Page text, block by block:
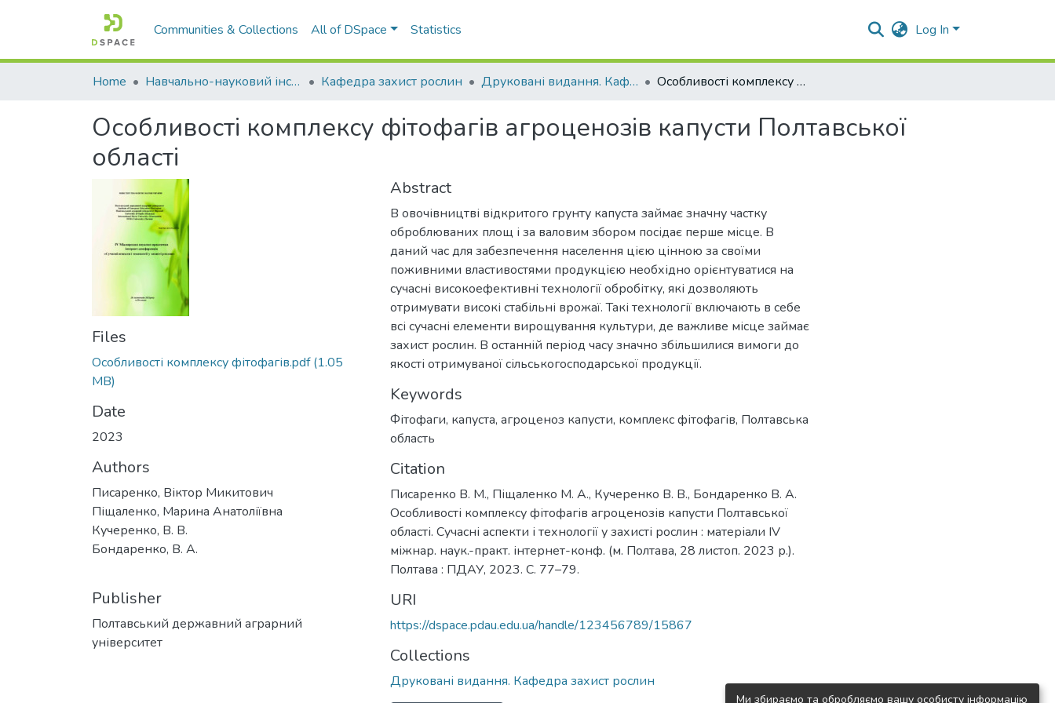
Communities & Collections All of DSpace Statistics Log In
Home Навчально-науковий інститут агротехнологій, селекції та екології Кафедра захист рослин Друковані видання. Кафедра захист рослин Особливості комплексу фітофагів агроценозів капусти Полтавської області
Особливості комплексу фітофагів агроценозів капусти Полтавської
області
Files
Особливості комплексу фітофагів.pdf(1.05
MB)
Date
2023
Authors
Писаренко, Віктор Микитович
Піщаленко, Марина Анатоліївна
Кучеренко, В. В.
Бондаренко, В. А.
Publisher
Полтавський державний аграрний
університет
Abstract
В овочівництві відкритого грунту капуста займає значну частку
оброблюваних площ і за валовим збором посідає перше місце. В
даний час для забезпечення населення цією цінною за своїми
поживними властивостями продукцією необхідно орієнтуватися на
сучасні високоефективні технології обробітку, які дозволяють
отримувати високі стабільні врожаї. Такі технології включають в себе
всі сучасні елементи вирощування культури, де важливе місце займає
захист рослин. В останній період часу значно збільшилися вимоги до
якості отримуваної сільськогосподарської продукції.
Keywords
Фітофаги, капуста, агроценоз капусти, комплекс фітофагів, Полтавська
область
Citation
Писаренко В. М., Піщаленко М. А., Кучеренко В. В., Бондаренко В. А.
Особливості комплексу фітофагів агроценозів капусти Полтавської
області. Сучасні аспекти і технології у захисті рослин : матеріали IV
міжнар. наук.-практ. інтернет-конф. (м. Полтава, 28 листоп. 2023 р.).
Полтава : ПДАУ, 2023. С. 77–79.
URI
https://dspace.pdau.edu.ua/handle/123456789/15867
Collections
Друковані видання. Кафедра захист рослин
Ми збираємо та обробляємо вашу особисту інформацію